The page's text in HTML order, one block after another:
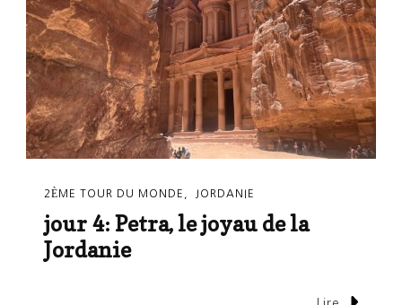
2ÈME TOUR DU MONDE JORDANIE
jour 4: Petra, le joyau de la
Jordanie